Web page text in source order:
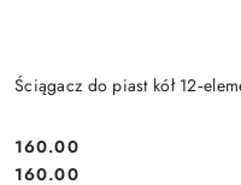
Ściągacz do piast kół
Cena:
160.00
Cena:
160.00